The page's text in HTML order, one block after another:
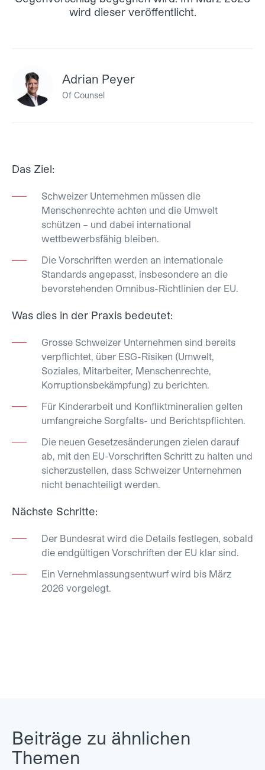
wird dieser veröffentlicht.
Adrian Peyer
Of Counsel
Das Ziel:
Schweizer Unternehmen müssen die
Menschenrechte achten und die Umwelt
schützen – und dabei international
wettbewerbsfähig bleiben.
Die Vorschriften werden an internationale
Standards angepasst, insbesondere an die
bevorstehenden Omnibus-Richtlinien der EU.
Was dies in der Praxis bedeutet:
Grosse Schweizer Unternehmen sind bereits
verpflichtet, über ESG-Risiken (Umwelt,
Soziales, Mitarbeiter, Menschenrechte,
Korruptionsbekämpfung) zu berichten.
Für Kinderarbeit und Konfliktmineralien gelten
umfangreiche Sorgfalts- und Berichtspflichten.
Die neuen Gesetzesänderungen zielen darauf
ab, mit den EU-Vorschriften Schritt zu halten und
sicherzustellen, dass Schweizer Unternehmen
nicht benachteiligt werden.
Nächste Schritte:
Der Bundesrat wird die Details festlegen, sobald
die endgültigen Vorschriften der EU klar sind.
Ein Vernehmlassungsentwurf wird bis März
2026 vorgelegt.
Beiträge zu ähnlichen
Themen